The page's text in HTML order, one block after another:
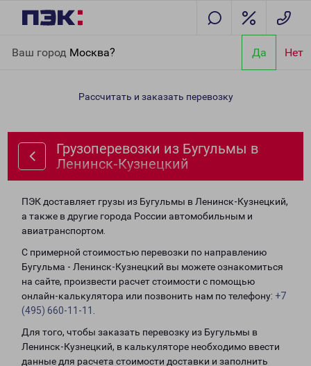
Ваш город Москва? Да Нет
Ленинск-Кузнецкий
Рассчитать и заказать перевозку
Грузоперевозки из Бугульмы в
Ленинск-Кузнецкий
ПЭК доставляет грузы из Бугульмы в Ленинск-Кузнецкий,
а также в другие города России автомобильным и
авиатранспортом.
С примерной стоимостью перевозки по направлению
Бугульма - Ленинск-Кузнецкий вы можете ознакомиться
на сайте, произвести расчет стоимости с помощью
онлайн-калькулятора или позвонить нам по телефону: +7
(495) 660-11-11
Для того, чтобы заказать перевозку из Бугульмы в
Ленинск-Кузнецкий, в калькуляторе необходимо ввести
данные для расчета стоимости доставки и заполнить